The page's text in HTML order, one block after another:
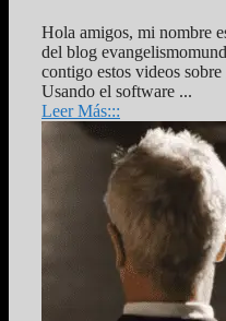
Hola amigos, mi nombre
del blog
contigo estos videos
Usando el software ...
Leer Más:::